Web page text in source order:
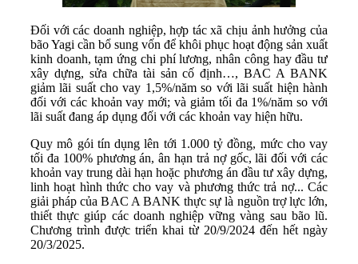
Đối với các doanh nghiệp, hợp tác xã chịu ảnh hưởng của
bão Yagi cần bổ sung vốn để khôi phục hoạt động sản xuất
kinh doanh, tạm ứng chi phí lương, nhân công hay đầu tư
xây dựng, sửa chữa tài sản cố định…, BAC A BANK
giảm lãi suất cho vay 1,5%/năm so với lãi suất hiện hành
đối với các khoản vay mới; và giảm tối đa 1%/năm so với
lãi suất đang áp dụng đối với các khoản vay hiện hữu.
Quy mô gói tín dụng lên tới 1.000 tỷ đồng, mức cho vay
tối đa 100% phương án, ân hạn trả nợ gốc, lãi đối với các
khoản vay trung dài hạn hoặc phương án đầu tư xây dựng,
linh hoạt hình thức cho vay và phương thức trả nợ... Các
giải pháp của BAC A BANK thực sự là nguồn trợ lực lớn,
thiết thực giúp các doanh nghiệp vững vàng sau bão lũ.
Chương trình được triển khai từ 20/9/2024 đến hết ngày
20/3/2025.